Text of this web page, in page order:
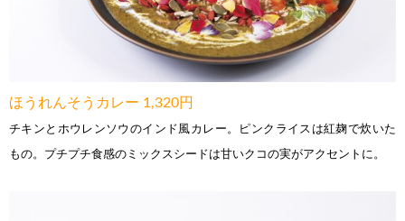
ほうれんそうカレー 1,320円
チキンとホウレンソウのインド風カレー。ピンクライスは紅麹で炊いた
もの。プチプチ食感のミックスシードは甘いクコの実がアクセントに。